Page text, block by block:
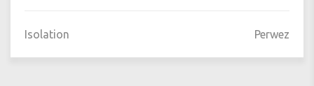
Isolation Perwez